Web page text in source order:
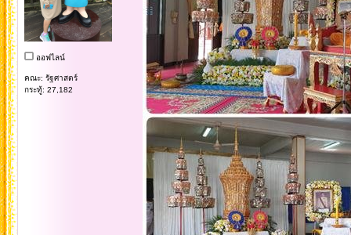
ออฟไลน์
คณะ: รัฐศาสตร์
กระทู้: 27,182